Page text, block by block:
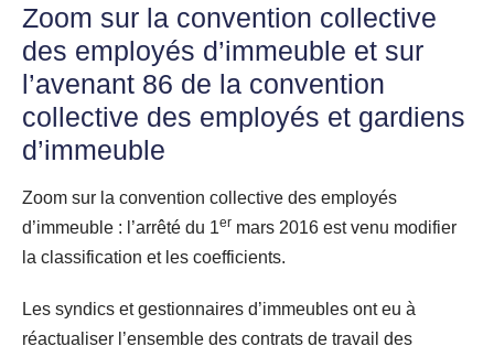
Zoom sur la convention collective
des employés d’immeuble et sur
l’avenant 86 de la convention
collective des employés et gardiens
d’immeuble
Zoom sur la convention collective des employés
d’immeuble : l’arrêté du 1er mars 2016 est venu modifier
la classification et les coefficients.
Les syndics et gestionnaires d’immeubles ont eu à
réactualiser l’ensemble des contrats de travail des